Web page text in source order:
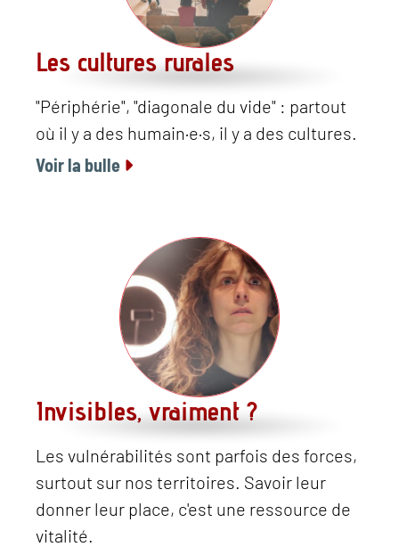
Les cultures rurales
"Périphérie", "diagonale du vide" : partout
où il y a des humain·e·s, il y a des cultures.
Voir la bulle
Invisibles, vraiment ?
Les vulnérabilités sont parfois des forces,
surtout sur nos territoires. Savoir leur
donner leur place, c'est une ressource de
vitalité.